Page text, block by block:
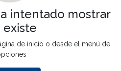
intentado mostrar
existe
de inicio o desde el menú de